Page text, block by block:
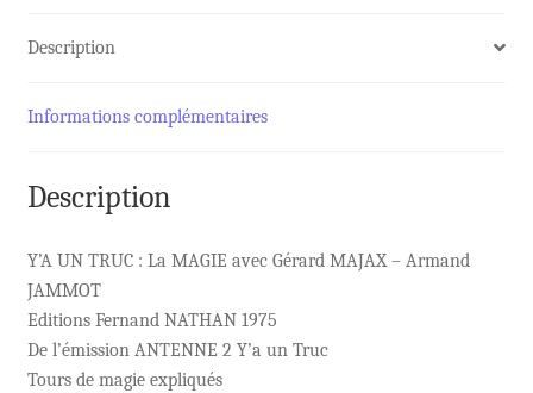
Gérard
Description
Informations complémentaires
Description
Y’A UN TRUC : La MAGIE avec Gérard MAJAX – Armand
JAMMOT
Editions Fernand NATHAN 1975
De l’émission ANTENNE 2 Y’a un Truc
Tours de magie expliqués